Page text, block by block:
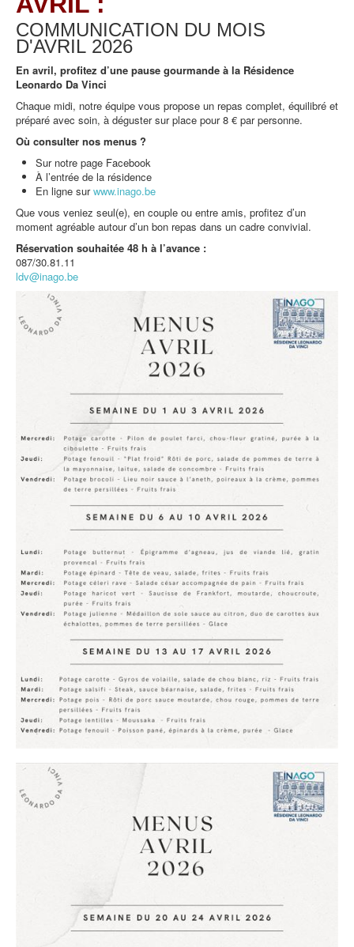
COMMUNICATION DU MOIS
D'AVRIL 2026
En avril, profitez d’une pause gourmande à la Résidence
Leonardo Da Vinci
Chaque midi, notre équipe vous propose un repas complet, équilibré et
préparé avec soin, à déguster sur place pour 8 € par personne.
Où consulter nos menus ?
Sur notre page Facebook
À l’entrée de la résidence
En ligne surwww.inago.be
Que vous veniez seul(e), en couple ou entre amis, profitez d’un
moment agréable autour d’un bon repas dans un cadre convivial.
Réservation souhaitée 48 h à l’avance :
087/30.81.11
ldv@inago.be